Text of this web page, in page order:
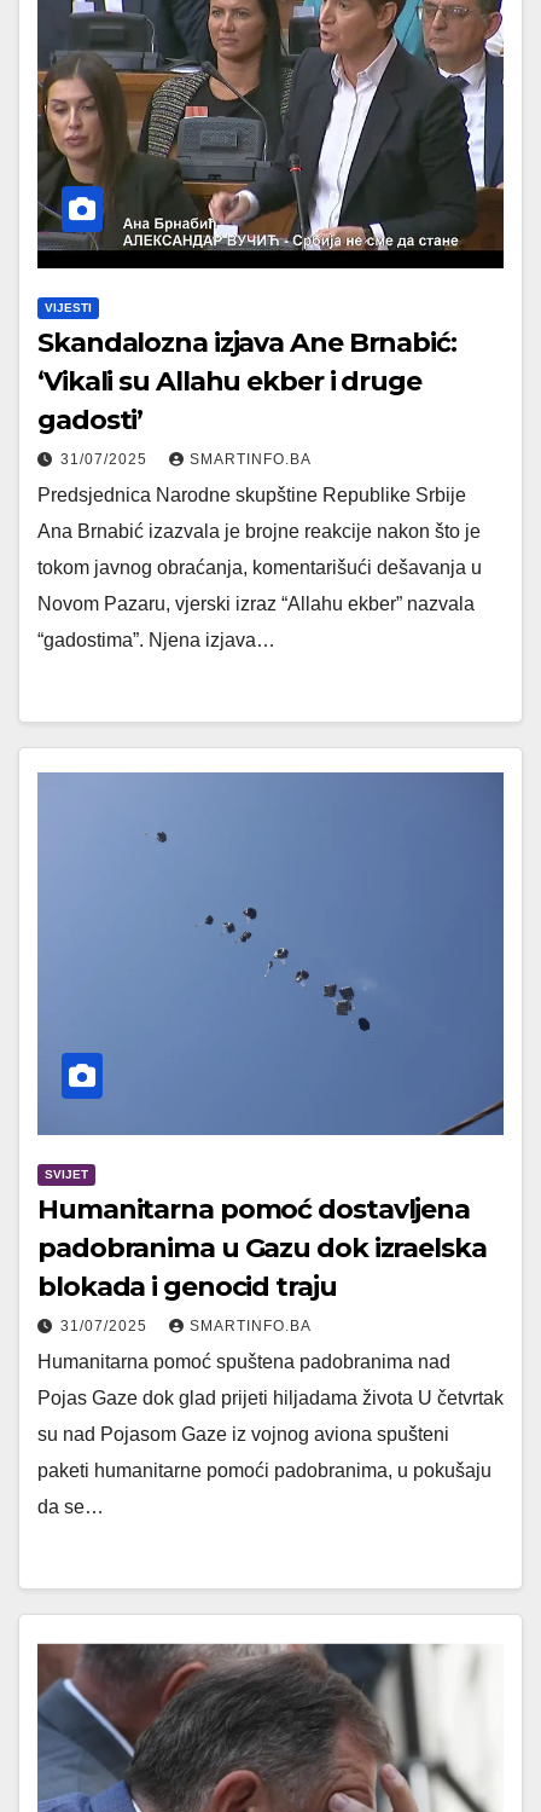
VIJESTI
Skandalozna izjava Ane Brnabić:
‘Vikali su Allahu ekber i druge
gadosti’
31/07/2025 SMARTINFO.BA
Predsjednica Narodne skupštine Republike Srbije
Ana Brnabić izazvala je brojne reakcije nakon što je
tokom javnog obraćanja, komentarišući dešavanja u
Novom Pazaru, vjerski izraz “Allahu ekber” nazvala
“gadostima”. Njena izjava…
SVIJET
Humanitarna pomoć dostavljena
padobranima u Gazu dok izraelska
blokada i genocid traju
31/07/2025 SMARTINFO.BA
Humanitarna pomoć spuštena padobranima nad
Pojas Gaze dok glad prijeti hiljadama života U četvrtak
su nad Pojasom Gaze iz vojnog aviona spušteni
paketi humanitarne pomoći padobranima, u pokušaju
da se…